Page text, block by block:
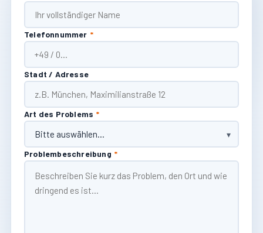
Telefonnummer *
Stadt / Adresse
Art des Problems *
Problembeschreibung *